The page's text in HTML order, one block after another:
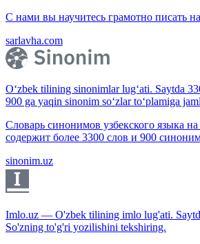
С нами вы научитесь грамотно писать
sarlavha.com
O‘zbek tilining sinonimlar lug‘ati. Saytda
900 ga yaqin sinonim so‘zlar to‘plamiga
Словарь синонимов узбекского языка
содержит более 3300 слов и 900
sinonim.uz
Imlo.uz — O'zbek tilining imlo lug'ati.
So'zning to'g'ri yozilishini tekshiring.